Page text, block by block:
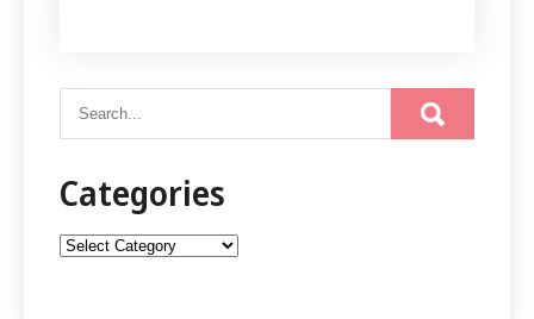
Categories
Categories